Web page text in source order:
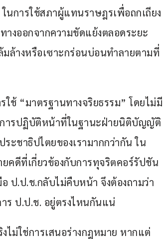
การใช้สภาผู้แทนราษฎรเพื่อถกเถียง
งออกจากความขัดแย้งตลอดระยะ
ล้างหรือเซาะกร่อนบ่อนทำลายตามที่
ช้ “มาตรฐานทางจริยธรรม” โดยไม่มี
ารปฏิบัติหน้าที่ในฐานะฝ่ายนิติบัญญัติ
ชาธิปไตยของเรามากกว่ากัน ใน
คดีที่เกี่ยวข้องกับการทุจริตคอร์รัปชัน
ป.ป.ช.กลับไม่คืบหน้า จึงต้องถามว่า
ร ป.ป.ช. อยู่ตรงไหนกันแน่
ไม่ใช่การเสนอร่างกฎหมาย หากแต่